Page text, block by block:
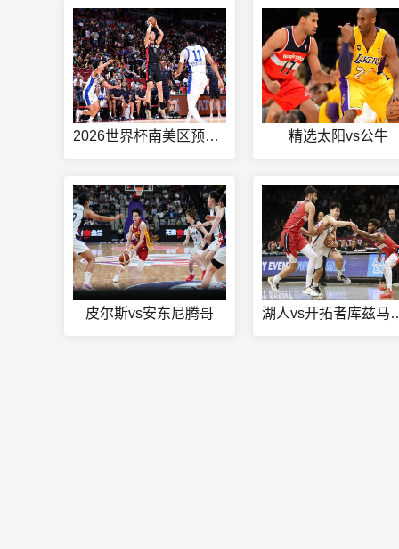
2026世界杯南美区预选赛阿根廷和玻利维亚比赛 精选太阳vs公牛
皮尔斯vs安东尼腾哥 湖人vs开